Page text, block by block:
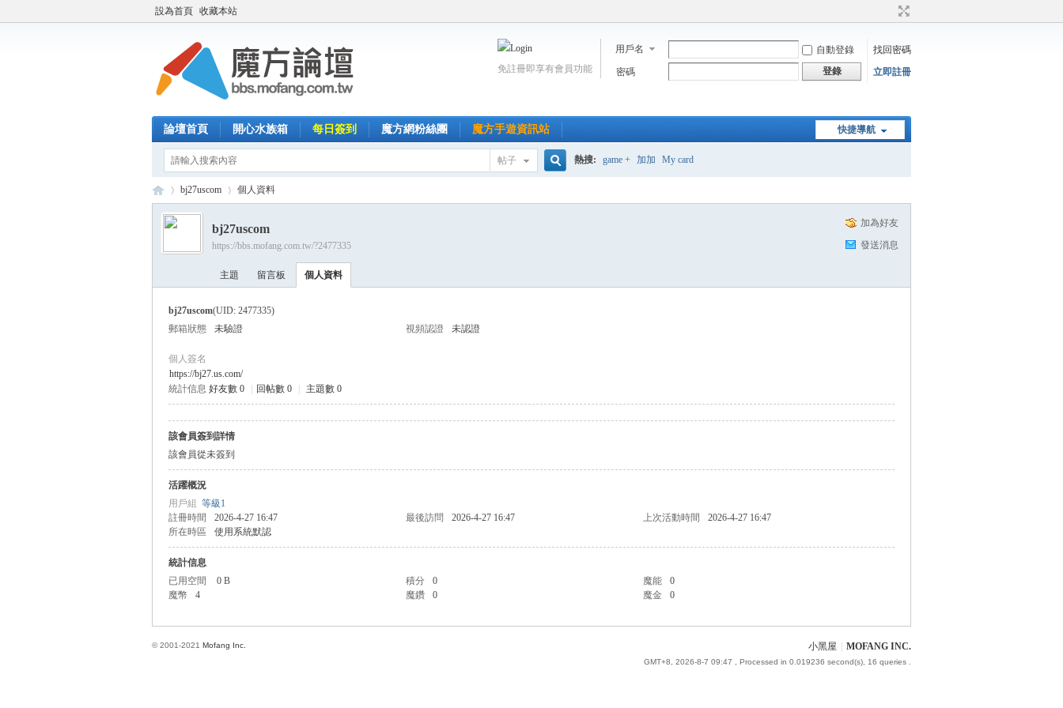
設為首頁 收藏本站
用戶名 自動登錄
找回密碼
密碼
登錄 立即註冊
免註冊即享有會員功能
快捷導航
論壇首頁 開心水族箱 每日簽到 魔方網粉絲團 魔方手遊資訊站
帖子 熱搜: game + 加加 My card
›
bj27uscom 個人資料
加為好友
發送消息
bj27uscom
https://bbs.mofang.com.tw/?2477335
主題 留言板 個人資料
bj27uscom(UID: 2477335)
郵箱狀態
未驗證 視頻認證 未認證
個人簽名
https://bj27.us.com/
統計信息 好友數 0 回帖數 0 主題數 0
該會員簽到詳情
該會員從未簽到
活躍概況
用戶組 等級1
註冊時間
2026-4-27 16:47 最後訪問 2026-4-27 16:47 上次活動時間
2026-4-27 16:47
所在時區
使用系統默認
統計信息
已用空間
0 B 積分 0 魔能
0
魔幣
4 魔鑽 0 魔金 0
小黑屋 MOFANG INC.
GMT+8, 2026-8-7 09:47 , Processed in 0.019236 second(s), 16 queries .
© 2001-2021 Mofang Inc.